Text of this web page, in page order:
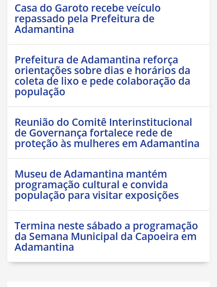
Casa do Garoto recebe veículo
repassado pela Prefeitura de
Adamantina
Prefeitura de Adamantina reforça
orientações sobre dias e horários da
coleta de lixo e pede colaboração da
população
Reunião do Comitê Interinstitucional
de Governança fortalece rede de
proteção às mulheres em Adamantina
Museu de Adamantina mantém
programação cultural e convida
população para visitar exposições
Termina neste sábado a programação
da Semana Municipal da Capoeira em
Adamantina